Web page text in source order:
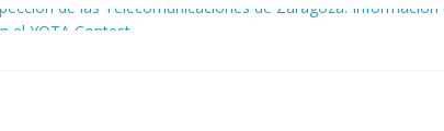
de las Telecomunicaciones de Zaragoza.